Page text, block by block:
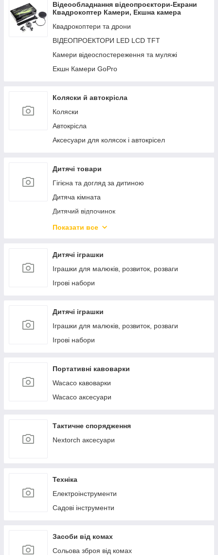
Відеообладнання відеопроєктори-Екрани
Квадрокоптер Камери, Екшна камера
Квадрокоптери та дрони
ВІДЕОПРОЕКТОРИ LED LCD TFT
Камери відеоспостереження та муляжі
Екшн Камери GoPro
Коляски й автокрісла
Коляски
Автокрісла
Аксесуари для колясок і автокрісел
Дитячі товари
Гігієна та догляд за дитиною
Дитяча кімната
Дитячий відпочинок
Дитячий домашній текстиль
Живлення й годування
Товари з уцінкою
Показати все
Дитячі іграшки
Іграшки для малюків, розвиток, розваги
Ігрові набори
Дитячі іграшки
Іграшки для малюків, розвиток, розваги
Ігрові набори
Портативні кавоварки
Wacaco кавоварки
Wacaco аксесуари
Тактичне спорядження
Nextorch аксесуари
Техніка
Електроінструменти
Садові інструменти
Засоби від комах
Сольова зброя від комах